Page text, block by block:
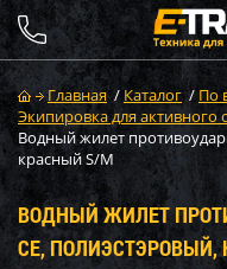
Главная / Каталог / По
Экипировка для активного
Водный жилет
красный S/M
ВОДНЫЙ ЖИЛЕТ
CE, ПОЛИЭСТЭРОВЫЙ,